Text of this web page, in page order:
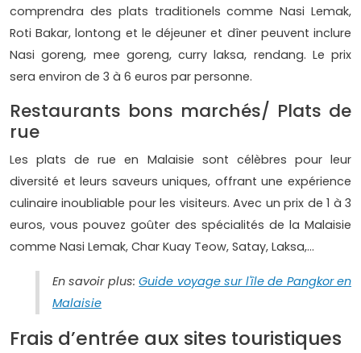
comprendra des plats traditionels comme Nasi Lemak,
Roti Bakar, lontong et le déjeuner et dîner peuvent inclure
Nasi goreng, mee goreng, curry laksa, rendang. Le prix
sera environ de 3 à 6 euros par personne.
Restaurants bons marchés/ Plats de
rue
Les plats de rue en Malaisie sont célèbres pour leur
diversité et leurs saveurs uniques, offrant une expérience
culinaire inoubliable pour les visiteurs. Avec un prix de 1 à 3
euros, vous pouvez goûter des spécialités de la Malaisie
comme Nasi Lemak, Char Kuay Teow, Satay, Laksa,...
En savoir plus:Guide voyage sur l'île de Pangkor en
Malaisie
Frais d’entrée aux sites touristiques